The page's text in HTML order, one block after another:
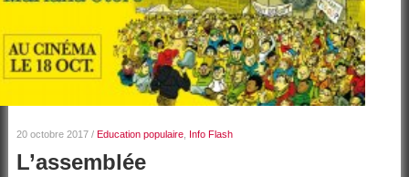
20 octobre 2017/ Education populaire, Info Flash
L’assemblée